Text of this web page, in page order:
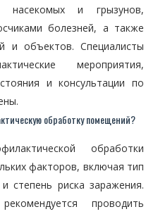
насекомых и грызунов,
болезней, а также
и объектов. Специалисты
мероприятия,
и консультации по
обработку помещений?
обработки
факторов, включая тип
степень риска заражения.
проводить